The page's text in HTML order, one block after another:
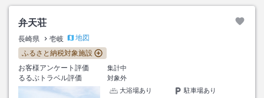
弁天荘
長崎県 壱岐
地図
ふるさと納税対象施設
お客様アンケート評価
集計中
るるぶトラベル評価
対象外
大浴場あり
駐車場あり